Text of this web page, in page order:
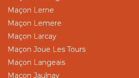
Maçon Lerne
Maçon Lemere
Maçon Larcay
Maçon Joue Les Tours
Maçon Langeais
Maçon Jaulnay